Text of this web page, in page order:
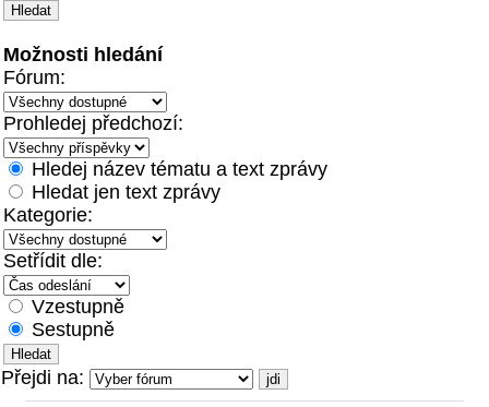
Možnosti hledání
Fórum:
Prohledej předchozí:
Hledej název tématu a text zprávy
Hledat jen text zprávy
Kategorie:
Setřídit dle:
Vzestupně
Sestupně
Přejdi na: